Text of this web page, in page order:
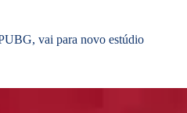
vai para novo estúdio